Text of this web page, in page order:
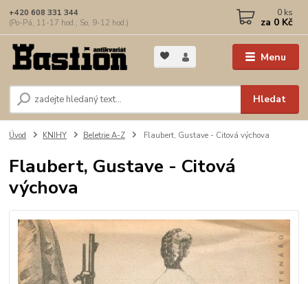
Menu
Hledat
+420 608 331 344
(Po-Pá, 11-17 hod.; So, 9-12 hod.)
0 ks
za 0 Kč
Úvod KNIHY Beletrie A-Z Flaubert, Gustave - Citová výchova
Flaubert, Gustave - Citová
výchova